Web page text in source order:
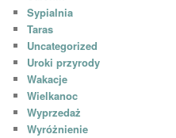
Sypialnia
Taras
Uncategorized
Uroki przyrody
Wakacje
Wielkanoc
Wyprzedaż
Wyróżnienie